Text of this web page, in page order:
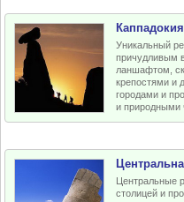
Каппадокия
Уникальный
причудливым
ланшафтом,
крепостями
городами и
и природными
Центральные
столицей и